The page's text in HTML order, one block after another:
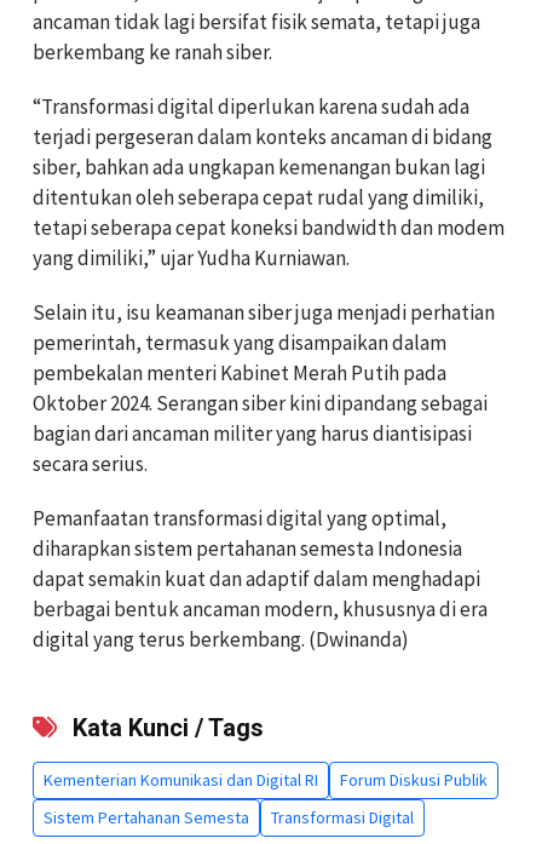
ancaman tidak lagi bersifat fisik semata, tetapi juga
berkembang ke ranah siber.
“Transformasi digital diperlukan karena sudah ada
terjadi pergeseran dalam konteks ancaman di bidang
siber, bahkan ada ungkapan kemenangan bukan lagi
ditentukan oleh seberapa cepat rudal yang dimiliki,
tetapi seberapa cepat koneksi bandwidth dan modem
yang dimiliki,” ujar Yudha Kurniawan.
Selain itu, isu keamanan siber juga menjadi perhatian
pemerintah, termasuk yang disampaikan dalam
pembekalan menteri Kabinet Merah Putih pada
Oktober 2024. Serangan siber kini dipandang sebagai
bagian dari ancaman militer yang harus diantisipasi
secara serius.
Pemanfaatan transformasi digital yang optimal,
diharapkan sistem pertahanan semesta Indonesia
dapat semakin kuat dan adaptif dalam menghadapi
berbagai bentuk ancaman modern, khususnya di era
digital yang terus berkembang. (Dwinanda)
Kata Kunci / Tags
Kementerian Komunikasi dan Digital RI
Forum Diskusi Publik
Sistem Pertahanan Semesta
Transformasi Digital